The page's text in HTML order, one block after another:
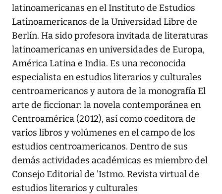
latinoamericanas en el Instituto de Estudios
Latinoamericanos de la Universidad Libre de
Berlín. Ha sido profesora invitada de literaturas
latinoamericanas en universidades de Europa,
América Latina e India. Es una reconocida
especialista en estudios literarios y culturales
centroamericanos y autora de la monografía El
arte de ficcionar: la novela contemporánea en
Centroamérica (2012), así como coeditora de
varios libros y volúmenes en el campo de los
estudios centroamericanos. Dentro de sus
demás actividades académicas es miembro del
Consejo Editorial de 'Istmo. Revista virtual de
estudios literarios y culturales